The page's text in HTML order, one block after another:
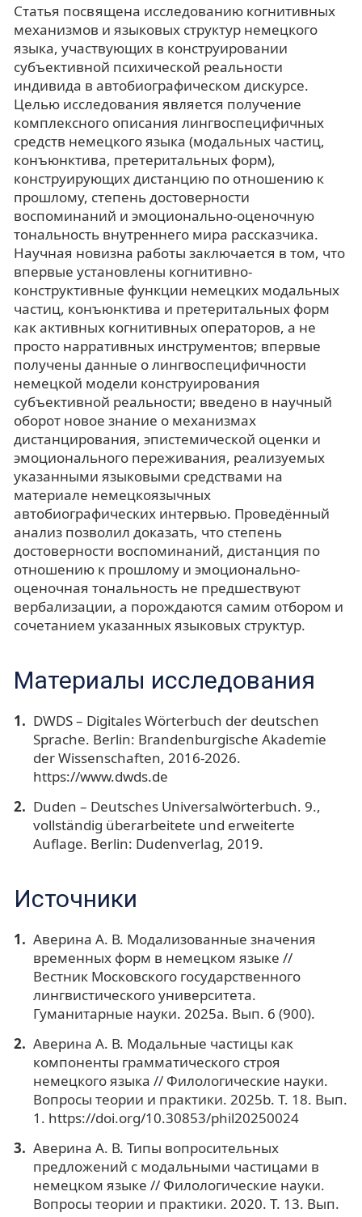
Статья посвящена исследованию когнитивных
механизмов и языковых структур немецкого
языка, участвующих в конструировании
субъективной психической реальности
индивида в автобиографическом дискурсе.
Целью исследования является получение
комплексного описания лингвоспецифичных
средств немецкого языка (модальных частиц,
конъюнктива, претеритальных форм),
конструирующих дистанцию по отношению к
прошлому, степень достоверности
воспоминаний и эмоционально-оценочную
тональность внутреннего мира рассказчика.
Научная новизна работы заключается в том, что
впервые установлены когнитивно-
конструктивные функции немецких модальных
частиц, конъюнктива и претеритальных форм
как активных когнитивных операторов, а не
просто нарративных инструментов; впервые
получены данные о лингвоспецифичности
немецкой модели конструирования
субъективной реальности; введено в научный
оборот новое знание о механизмах
дистанцирования, эпистемической оценки и
эмоционального переживания, реализуемых
указанными языковыми средствами на
материале немецкоязычных
автобиографических интервью. Проведённый
анализ позволил доказать, что степень
достоверности воспоминаний, дистанция по
отношению к прошлому и эмоционально-
оценочная тональность не предшествуют
вербализации, а порождаются самим отбором и
сочетанием указанных языковых структур.
Материалы исследования
DWDS – Digitales Wörterbuch der deutschen
Sprache. Berlin: Brandenburgische Akademie
der Wissenschaften, 2016-2026.
https://www.dwds.de
Duden – Deutsches Universalwörterbuch. 9.,
vollständig überarbeitete und erweiterte
Auflage. Berlin: Dudenverlag, 2019.
Источники
Аверина А. В. Модализованные значения
временных форм в немецком языке //
Вестник Московского государственного
лингвистического университета.
Гуманитарные науки. 2025a. Вып. 6 (900).
Аверина А. В. Модальные частицы как
компоненты грамматического строя
немецкого языка // Филологические науки.
Вопросы теории и практики. 2025b. Т. 18. Вып.
1. https://doi.org/10.30853/phil20250024
Аверина А. В. Типы вопросительных
предложений с модальными частицами в
немецком языке // Филологические науки.
Вопросы теории и практики. 2020. Т. 13. Вып.